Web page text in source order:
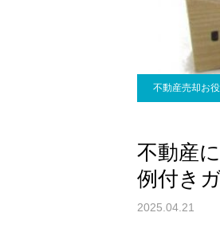
不動産売却お
不動産
例付き
2025.04.21